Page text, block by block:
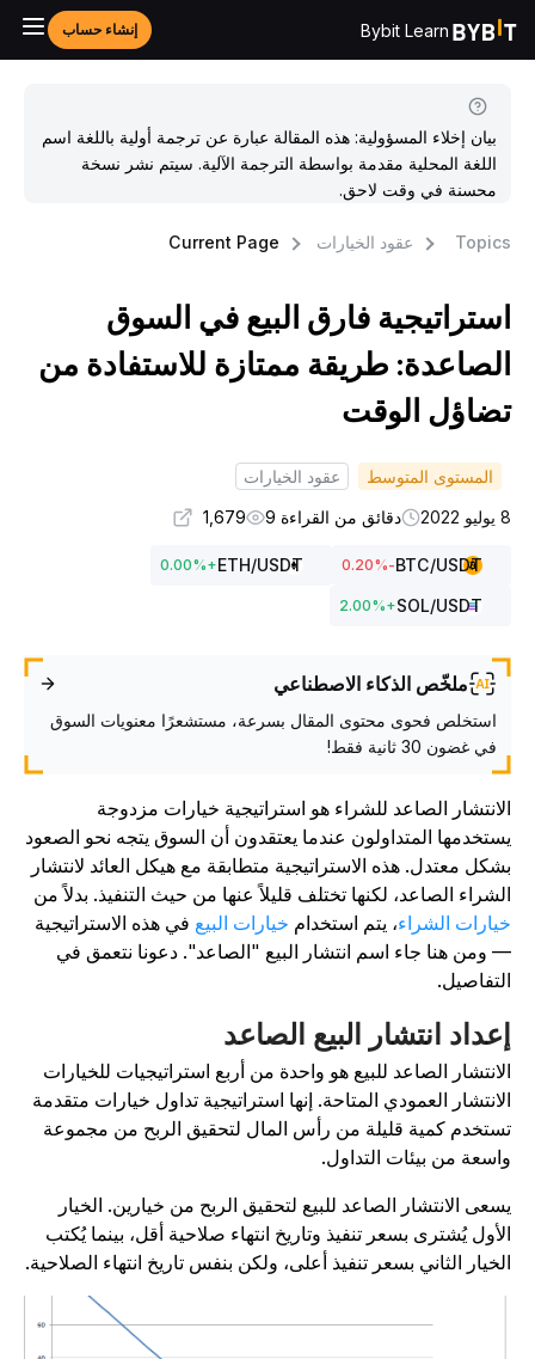
Bybit Learn إنشاء حساب
بيان إخلاء المسؤولية: هذه المقالة عبارة عن ترجمة أولية باللغة اسم
اللغة المحلية مقدمة بواسطة الترجمة الآلية. سيتم نشر نسخة
محسنة في وقت لاحق.
عقود الخيارات Current Page
فارق البيع في السوق
طريقة ممتازة للاستفادة من
الوقت
المستوى المتوسط
عقود الخيارات
دقائق من القراءة 9 1,679
BTC/USDT
-0.20
%
ETH/USDT
+
0.00%
SOL/USDT
+
2.00%
ملخّص الذكاء الاصطناعي
استخلص فحوى محتوى المقال بسرعة، مستشعرًا معنويات السوق
في غضون 30 ثانية فقط!
الصاعد للشراء هو استراتيجية خيارات مزدوجة
المتداولون عندما يعتقدون أن السوق يتجه نحو الصعود
معتدل. هذه الاستراتيجية متطابقة مع هيكل العائد لانتشار
الصاعد، لكنها تختلف قليلاً عنها من حيث التنفيذ. بدلاً من
الشراء، يتم استخدامخيارات البيعفي هذه الاستراتيجية
ومن هنا جاء اسم انتشار البيع "الصاعد". دعونا نتعمق في
انتشار البيع الصاعد
الصاعد للبيع هو واحدة من أربع استراتيجيات للخيارات
العمودي المتاحة. إنها استراتيجية تداول خيارات متقدمة
كمية قليلة من رأس المال لتحقيق الربح من مجموعة
من بيئات التداول.
الانتشار الصاعد للبيع لتحقيق الربح من خيارين. الخيار
يُشترى بسعر تنفيذ وتاريخ انتهاء صلاحية أقل، بينما يُكتب
الثاني بسعر تنفيذ أعلى، ولكن بنفس تاريخ انتهاء الصلاحية.